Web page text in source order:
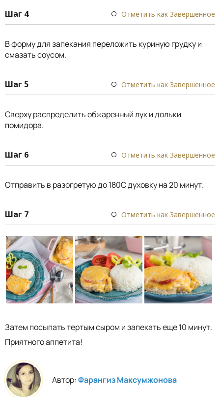
Шаг 4 Отметить как Завершенное
В форму для запекания переложить куриную грудку и
смазать соусом.
Шаг 5 Отметить как Завершенное
Сверху распределить обжаренный лук и дольки
помидора.
Шаг 6 Отметить как Завершенное
Отправить в разогретую до 180С духовку на 20 минут.
Шаг 7 Отметить как Завершенное
Затем посыпать тертым сыром и запекать еще 10 минут.
Приятного аппетита!
Автор:Фарангиз Максумжонова